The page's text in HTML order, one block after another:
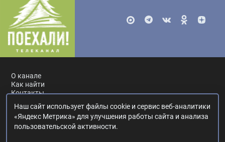
О канале
Как найти
Контакты
Россия, Москва, ул. Ак. Королёва, 19.+7 495 617-55-80
info@poehali.tv.
Наш сайт использует файлы cookie и сервис веб-аналитики
«Яндекс Метрика» для улучшения работы сайта и анализа
пользовательской активности.